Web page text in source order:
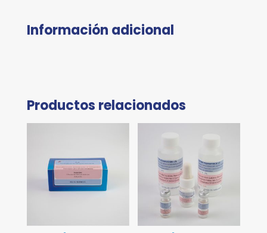
Información adicional
Productos relacionados